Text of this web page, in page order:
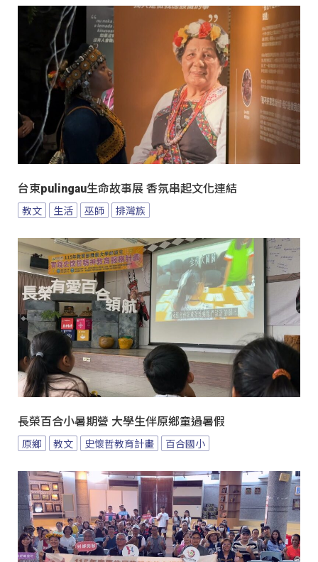
台東pulingau生命故事展 香氛串起文化連結
教文 生活 巫師 排灣族
長榮百合小暑期營 大學生伴原鄉童過暑假
原鄉 教文 史懷哲教育計畫 百合國小